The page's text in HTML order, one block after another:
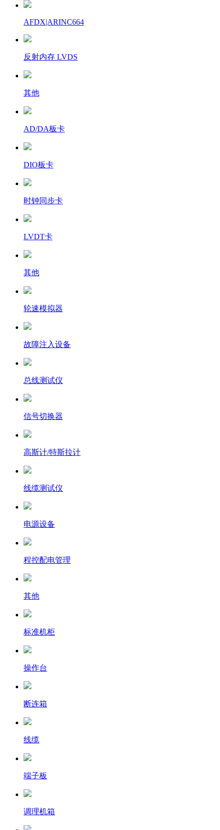
AFDX|ARINC664
反射内存 LVDS
其他
AD/DA板卡
DIO板卡
时钟同步卡
LVDT卡
其他
轮速模拟器
故障注入设备
总线测试仪
信号切换器
高斯计/特斯拉计
线缆测试仪
电源设备
程控配电管理
其他
标准机柜
操作台
断连箱
线缆
端子板
调理机箱